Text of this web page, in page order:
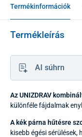
Termékinformációk
Termékleírás
AI súhrn
Az UNIZDRAV
különféle fájdalmak
A kék párna hűtésre
kisebb égési